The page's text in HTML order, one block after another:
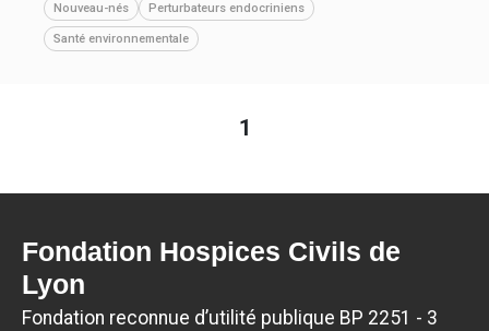
Nouveau-nés Perturbateurs endocriniens
Santé environnementale
1
Fondation Hospices Civils de
Lyon
Fondation reconnue d’utilité publique BP 2251 - 3